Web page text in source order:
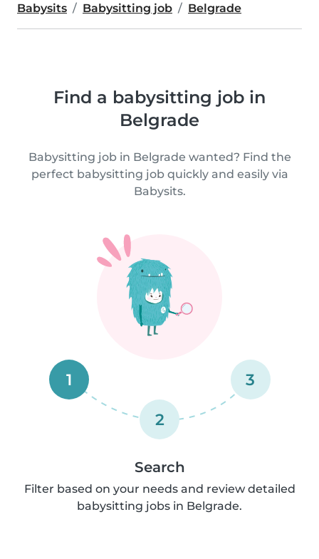
Babysits Babysitting job Belgrade
Find a babysitting job in
Belgrade
Babysitting job in Belgrade wanted? Find the
perfect babysitting job quickly and easily via
Babysits.
1
2
3
Search
Filter based on your needs and review detailed
babysitting jobs in Belgrade.